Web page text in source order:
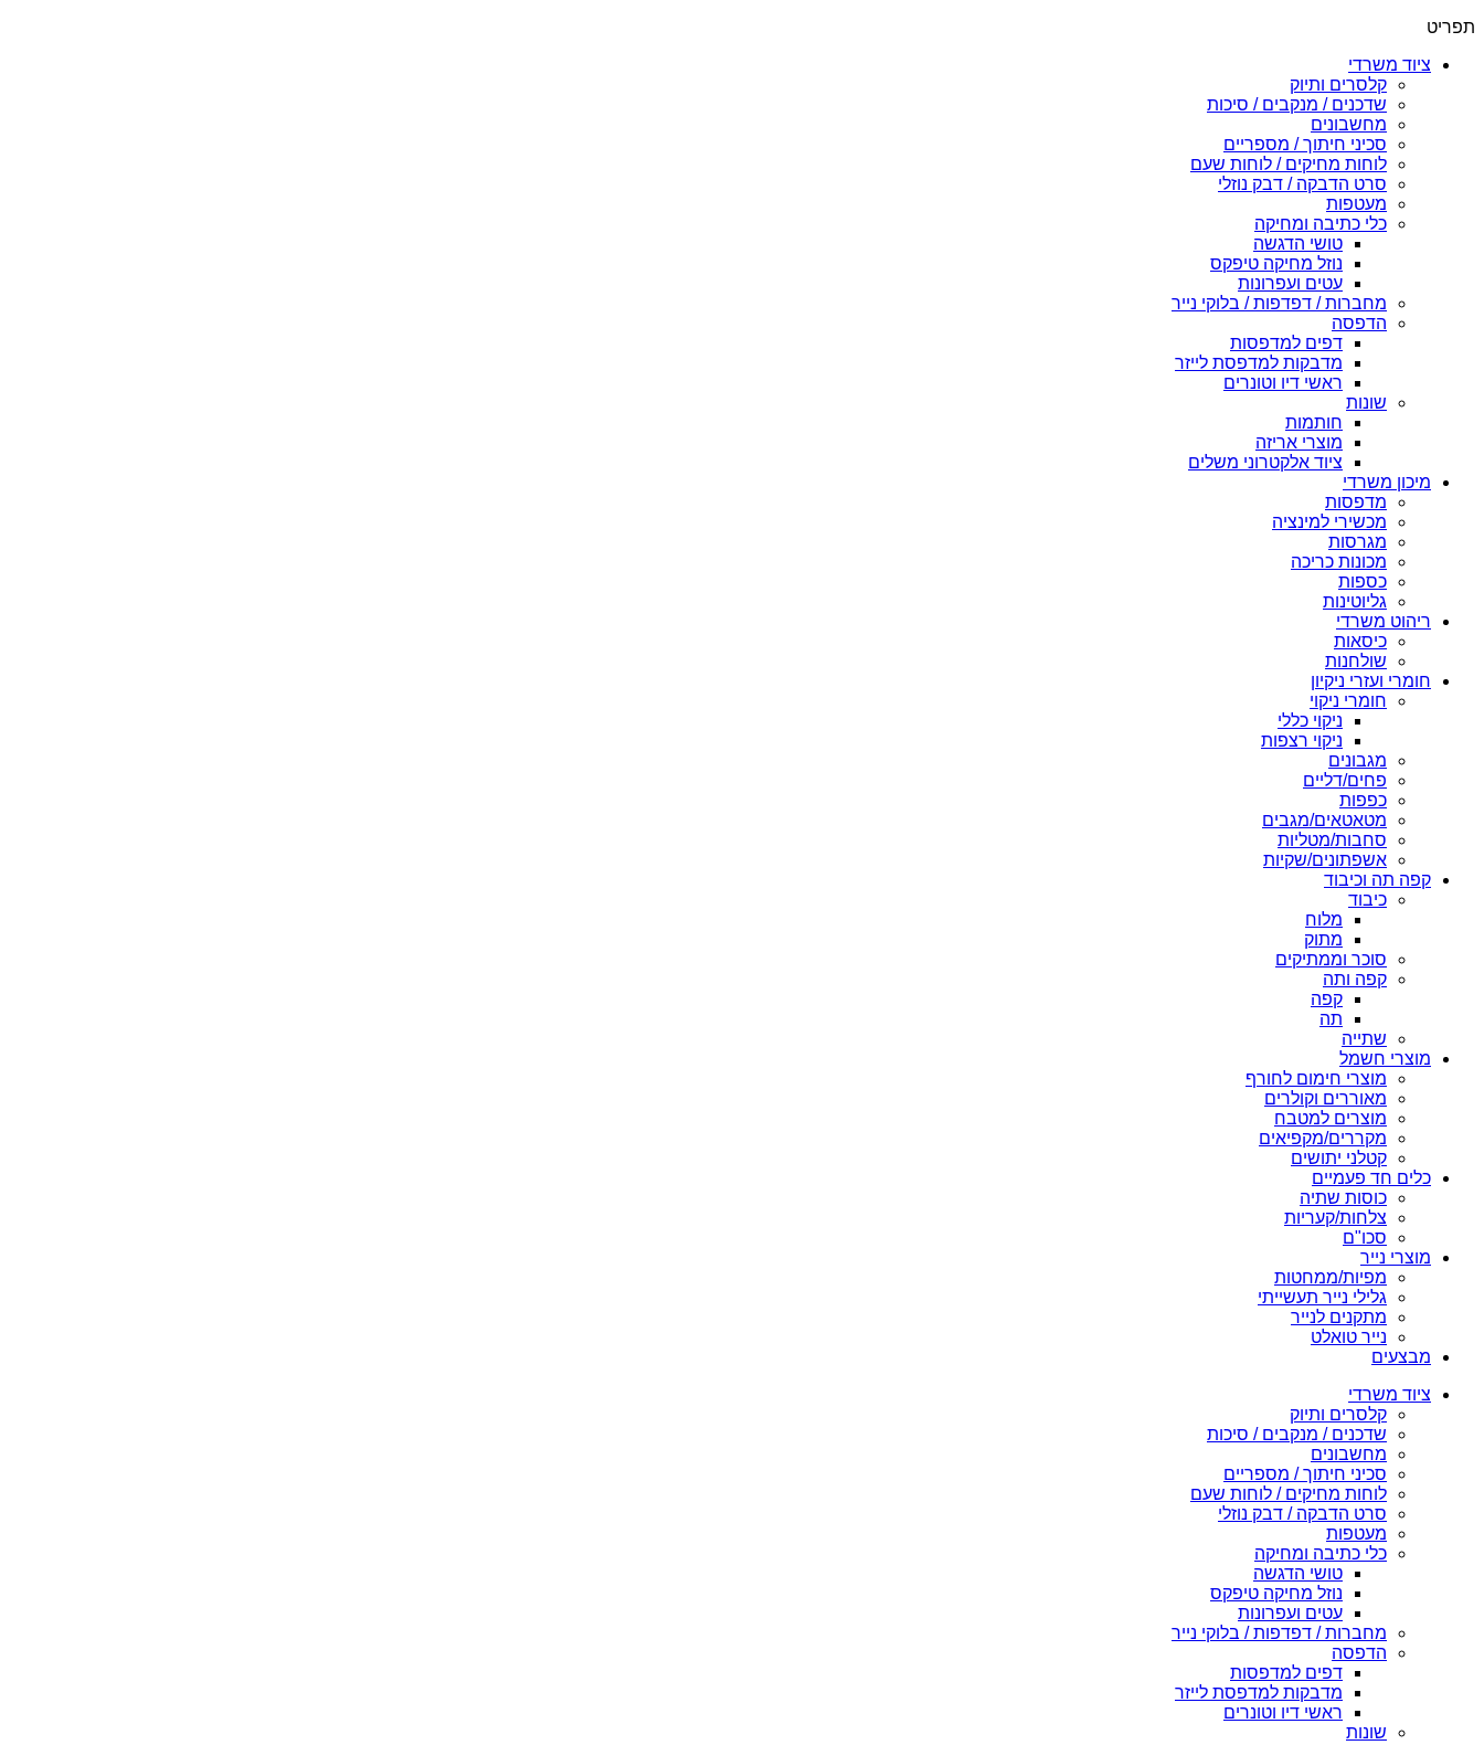
תפריט
ציוד משרדי
קלסרים ותיוק
שדכנים / מנקבים / סיכות
מחשבונים
סכיני חיתוך / מספריים
לוחות מחיקים / לוחות שעם
סרט הדבקה / דבק נוזלי
מעטפות
כלי כתיבה ומחיקה
טושי הדגשה
נוזל מחיקה טיפקס
עטים ועפרונות
מחברות / דפדפות / בלוקי נייר
הדפסה
דפים למדפסות
מדבקות למדפסת לייזר
ראשי דיו וטונרים
שונות
חותמות
מוצרי אריזה
ציוד אלקטרוני משלים
מיכון משרדי
מדפסות
מכשירי למינציה
מגרסות
מכונות כריכה
כספות
גליוטינות
ריהוט משרדי
כיסאות
שולחנות
חומרי ועזרי ניקיון
חומרי ניקוי
ניקוי כללי
ניקוי רצפות
מגבונים
פחים/דליים
כפפות
מטאטאים/מגבים
סחבות/מטליות
אשפתונים/שקיות
קפה תה וכיבוד
כיבוד
מלוח
מתוק
סוכר וממתיקים
קפה ותה
קפה
תה
שתייה
מוצרי חשמל
מוצרי חימום לחורף
מאוררים וקולרים
מוצרים למטבח
מקררים/מקפיאים
קטלני יתושים
כלים חד פעמיים
כוסות שתיה
צלחות/קעריות
סכו"ם
מוצרי נייר
מפיות/ממחטות
גלילי נייר תעשייתי
מתקנים לנייר
נייר טואלט
מבצעים
ציוד משרדי
קלסרים ותיוק
שדכנים / מנקבים / סיכות
מחשבונים
סכיני חיתוך / מספריים
לוחות מחיקים / לוחות שעם
סרט הדבקה / דבק נוזלי
מעטפות
כלי כתיבה ומחיקה
טושי הדגשה
נוזל מחיקה טיפקס
עטים ועפרונות
מחברות / דפדפות / בלוקי נייר
הדפסה
דפים למדפסות
מדבקות למדפסת לייזר
ראשי דיו וטונרים
שונות